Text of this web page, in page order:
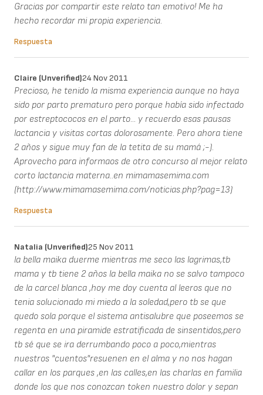
Gracias por compartir este relato tan emotivo! Me ha
hecho recordar mi propia experiencia.
Respuesta
Claire (unverified)24 Nov 2011
Precioso, he tenido la misma experiencia aunque no haya
sido por parto prematuro pero porque había sido infectado
por estreptococos en el parto... y recuerdo esas pausas
lactancia y visitas cortas dolorosamente. Pero ahora tiene
2 años y sigue muy fan de la tetita de su mamá ;-).
Aprovecho para informaos de otro concurso al mejor relato
corto lactancia materna..en mimamasemima.com
(http://www.mimamasemima.com/noticias.php?pag=13)
Respuesta
Natalia (unverified)25 Nov 2011
la bella maika duerme mientras me seco las lagrimas,tb
mama y tb tiene 2 años la bella maika no se salvo tampoco
de la carcel blanca ,hoy me doy cuenta al leeros que no
tenia solucionado mi miedo a la soledad,pero tb se que
quedo sola porque el sistema antisalubre que poseemos se
regenta en una piramide estratificada de sinsentidos,pero
tb sé que se ira derrumbando poco a poco,mientras
nuestros "cuentos"resuenen en el alma y no nos hagan
callar en los parques ,en las calles,en las charlas en familia
donde los que nos conozcan token nuestro dolor y sepan